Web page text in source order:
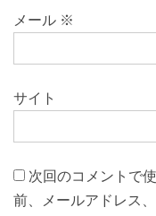
メール ※
サイト
次回のコメントで
前、メールアドレス